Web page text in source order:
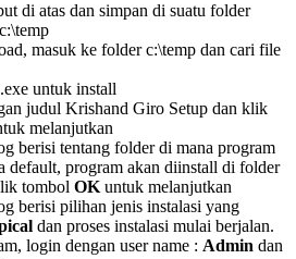
di atas dan simpan di suatu folder
masuk ke folder c:\temp dan cari file
untuk install
judul Krishand Giro Setup dan klik
melanjutkan
berisi tentang folder di mana program
default, program akan diinstall di folder
tombol OKuntuk melanjutkan
berisi pilihan jenis instalasi yang
dan proses instalasi mulai berjalan.
login dengan user name : Admin dan